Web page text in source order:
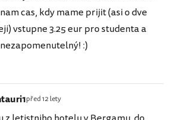
cas, kdy mame prijit (asi o dve
vstupne 3.25 eur pro studenta a
:)
před 12 lety